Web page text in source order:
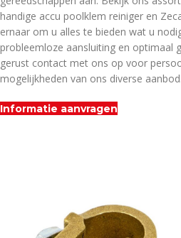
handige accu poolklem reiniger en
ernaar om u alles te bieden wat u
probleemloze aansluiting en optimaal
gerust contact met ons op voor
mogelijkheden van ons diverse aanbod.
Informatie aanvragen